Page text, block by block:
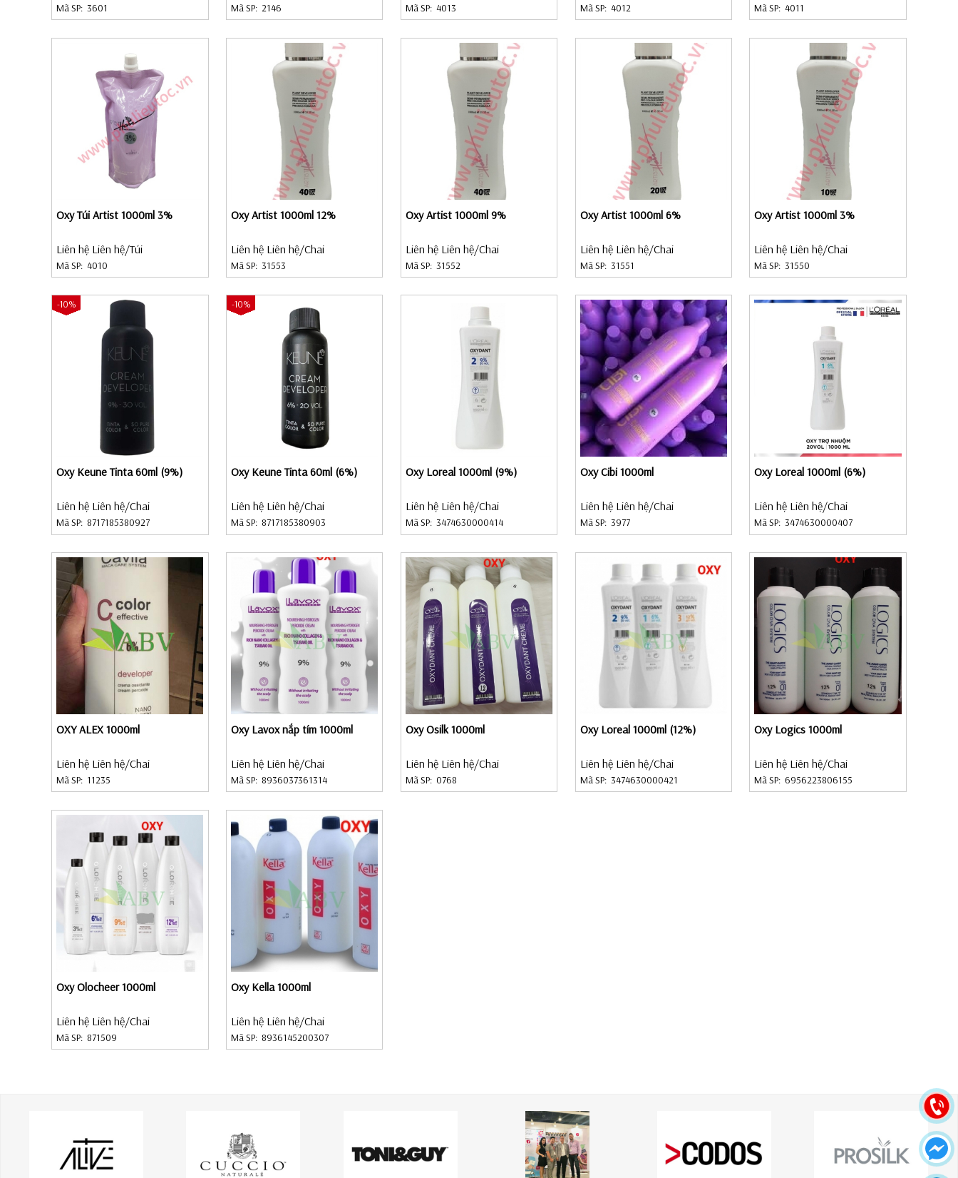
Mã SP: 3601 Mã SP: 2146 Mã SP: 4013 Mã SP: 4012 Mã SP: 4011
Oxy Túi Artist 1000ml 3%
Liên hệ Liên hệ/Túi
Mã SP: 4010
Oxy Artist 1000ml 12%
Liên hệ Liên hệ/Chai
Mã SP: 31553
Oxy Artist 1000ml 9%
Liên hệ Liên hệ/Chai
Mã SP: 31552
Oxy Artist 1000ml 6%
Liên hệ Liên hệ/Chai
Mã SP: 31551
Oxy Artist 1000ml 3%
Liên hệ Liên hệ/Chai
Mã SP: 31550
Oxy Keune Tinta 60ml (9%)
Liên hệ Liên hệ/Chai
-10%
Mã SP: 8717185380927
Oxy Keune Tinta 60ml (6%)
Liên hệ Liên hệ/Chai
-10%
Mã SP: 8717185380903
Oxy Loreal 1000ml (9%)
Liên hệ Liên hệ/Chai
Mã SP: 3474630000414
Oxy Cibi 1000ml
Liên hệ Liên hệ/Chai
Mã SP: 3977
Oxy Loreal 1000ml (6%)
Liên hệ Liên hệ/Chai
Mã SP: 3474630000407
OXY ALEX 1000ml
Liên hệ Liên hệ/Chai
Mã SP: 11235
Oxy Lavox nắp tím 1000ml
Liên hệ Liên hệ/Chai
Mã SP: 8936037361314
Oxy Osilk 1000ml
Liên hệ Liên hệ/Chai
Mã SP: 0768
Oxy Loreal 1000ml (12%)
Liên hệ Liên hệ/Chai
Mã SP: 3474630000421
Oxy Logics 1000ml
Liên hệ Liên hệ/Chai
Mã SP: 6956223806155
Oxy Olocheer 1000ml
Liên hệ Liên hệ/Chai
Mã SP: 871509
Oxy Kella 1000ml
Liên hệ Liên hệ/Chai
Mã SP: 8936145200307